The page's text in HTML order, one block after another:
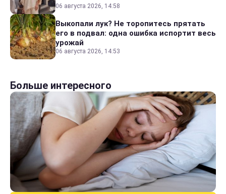
06 августа 2026, 14:58
Выкопали лук? Не торопитесь прятать
его в подвал: одна ошибка испортит весь
урожай
06 августа 2026, 14:53
Больше интересного